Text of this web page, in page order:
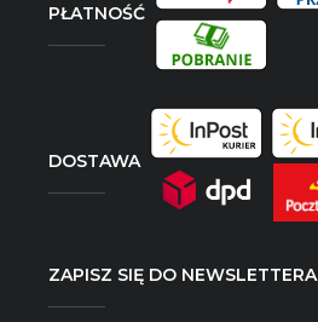
PŁATNOŚĆ
DOSTAWA
ZAPISZ SIĘ DO NEWSLETTERA